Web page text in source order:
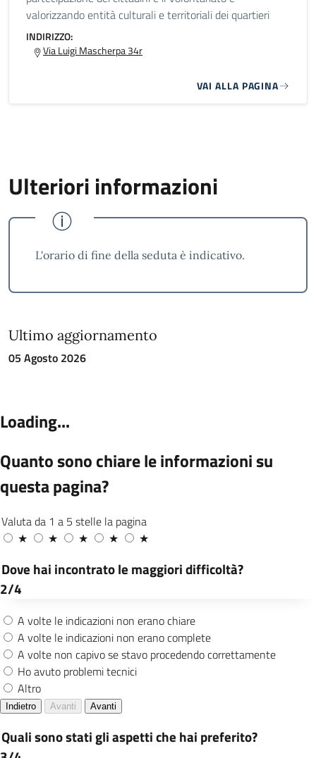
valorizzando entità culturali e territoriali dei quartieri
INDIRIZZO:
Via Luigi Mascherpa 34r
VAI ALLA PAGINA
Ulteriori informazioni
L'orario di fine della seduta è indicativo.
Ultimo aggiornamento
05 Agosto 2026